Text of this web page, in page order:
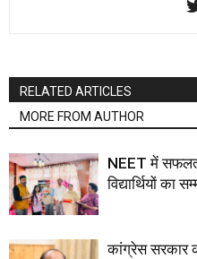
RELATED ARTICLES
MORE FROM AUTHOR
NEET में
विद्यार्थियों का
कांग्रेस सरकार